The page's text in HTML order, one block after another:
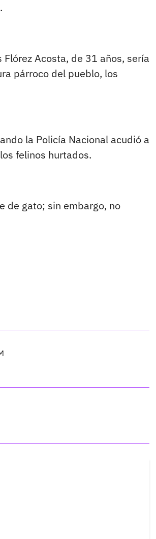
Acosta, de 31 años, sería
párroco del pueblo, los
la Policía Nacional acudió a
felinos hurtados.
de gato; sin embargo, no